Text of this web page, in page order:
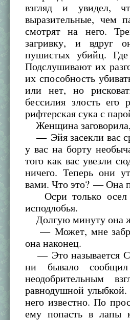
взгляд и увидел,
выразительные, чем
смотрят на него.
загривку, и вдруг
пушистых убийц.
Подслушивают их
их способность
или нет, но
бессилия злость его
рифтерская сука с
Женщина заговорила,
— Эйя засекли вас
у вас на борту
того как вас увезли
ничего. Теперь они
вами. Что это? — Она
Осри только осел
исподлобья.
Долгую минуту она
— Может, мне
она наконец.
— Это называется
ни бывало
неодобрительным
равнодушной
него известно. По
ему попасть в лапы